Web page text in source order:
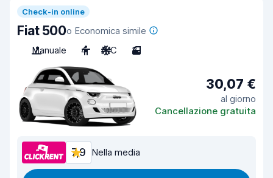
Check-in online
Fiat 500o Economica simile
Manuale
4 A/C 3
30,07 €
al giorno
Cancellazione gratuita
7,9 Nella media